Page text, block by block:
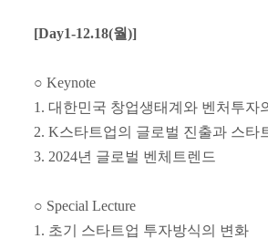
[Day1-12.18(월)]
○ Keynote
1. 대한민국 창업생태계와 벤처투자
2. K스타트업의 글로벌 진출과 스타
3. 2024년 글로벌 벤체트렌드
○ Special Lecture
1. 초기 스타트업 투자방식의 변화